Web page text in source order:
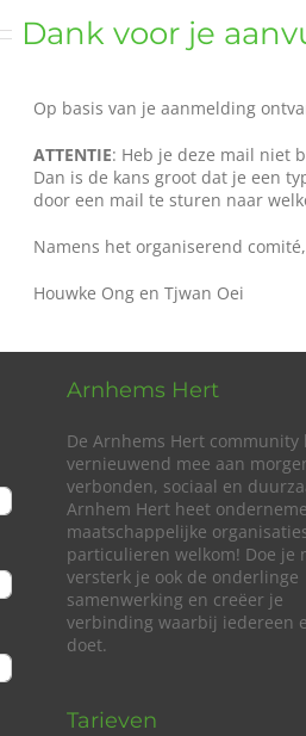
Dank voor je
Op basis van je aanmelding
ATTENTIE: Heb je deze mail niet
Dan is de kans groot dat je een
door een mail te sturen naar
Namens het organiserend comité,
Houwke Ong en Tjwan Oei
Arnhems Hert
De Arnhems Hert community
vernieuwend mee aan
verbonden, sociaal en
Arnhem Hert heet
maatschappelijke
particulieren welkom! Doe je
versterk je ook de onderlinge
samenwerking en creëer je
verbinding waarbij iedereen
doet.
Tarieven